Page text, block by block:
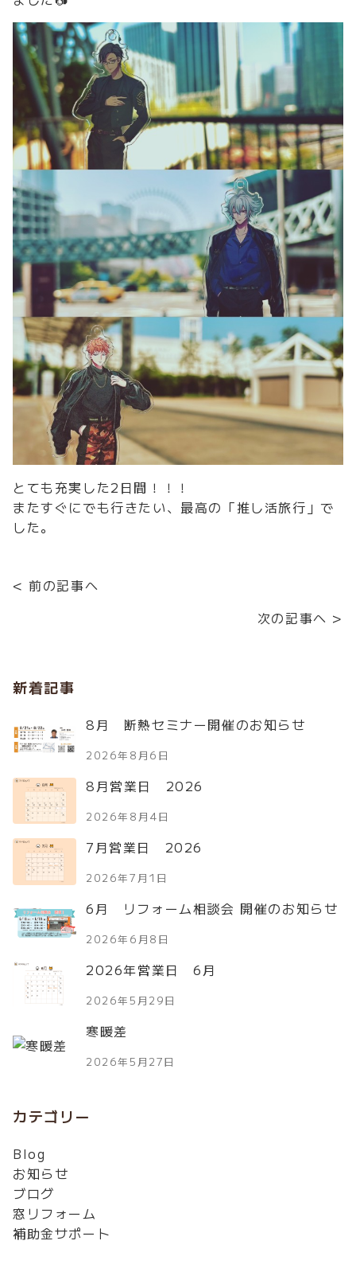
とても充実した2日間！！！
またすぐにでも行きたい、最高の「推し活旅行」で
した。
< 前の記事へ
次の記事へ >
新着記事
8月 断熱セミナー開催のお知らせ
2026年8月6日
8月営業日 2026
2026年8月4日
7月営業日 2026
2026年7月1日
6月 リフォーム相談会 開催のお知らせ
2026年6月8日
2026年営業日 6月
2026年5月29日
寒暖差
2026年5月27日
カテゴリー
Blog
お知らせ
ブログ
窓リフォーム
補助金サポート